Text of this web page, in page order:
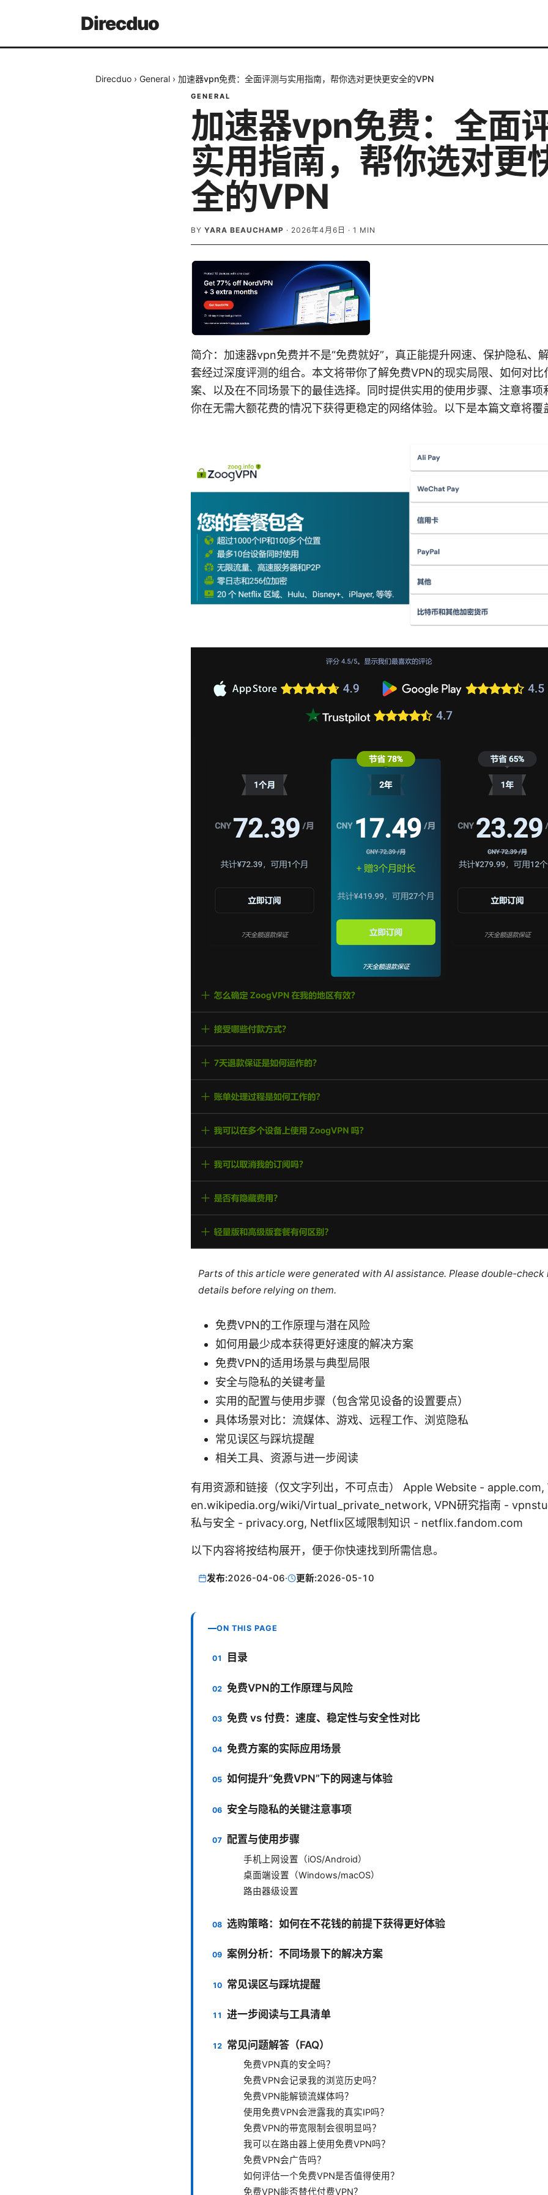
Direcduo
Direcduo › General › 加速器vpn免费：全面评测与实用指南，帮你选对更快更安全的VPN
GENERAL
加速器vpn免费：全面
实用指南，帮你选对更
全的VPN
BY YARA BEAUCHAMP · 2026年4月6日 · 1 MIN
简介：加速器vpn免费并不是“免费就好”，真正能提升网速、保护隐私、
套经过深度评测的组合。本文将带你了解免费VPN的现实局限、如何对比
案、以及在不同场景下的最佳选择。同时提供实用的使用步骤、注意事项
你在无需大额花费的情况下获得更稳定的网络体验。以下是本篇文章将覆
Parts of this article were generated with AI assistance. Please double-
details before relying on them.
免费VPN的工作原理与潜在风险
如何用最少成本获得更好速度的解决方案
免费VPN的适用场景与典型局限
安全与隐私的关键考量
实用的配置与使用步骤（包含常见设备的设置要点）
具体场景对比：流媒体、游戏、远程工作、浏览隐私
常见误区与踩坑提醒
相关工具、资源与进一步阅读
有用资源和链接（仅文字列出，不可点击） Apple Website -
en.wikipedia.org/wiki/Virtual_private_network, VPN研究指南 -
私与安全 - privacy.org, Netflix区域限制知识 - netflix.fandom.com
以下内容将按结构展开，便于你快速找到所需信息。
发布:2026-04-06· 更新:2026-05-10
ON THIS PAGE
目录
免费VPN的工作原理与风险
免费 vs 付费：速度、稳定性与安全性对比
免费方案的实际应用场景
如何提升“免费VPN”下的网速与体验
安全与隐私的关键注意事项
配置与使用步骤
手机上网设置（iOS/Android）
桌面端设置（Windows/macOS）
路由器级设置
选购策略：如何在不花钱的前提下获得更好体验
案例分析：不同场景下的解决方案
常见误区与踩坑提醒
进一步阅读与工具清单
常见问题解答（FAQ）
免费VPN真的安全吗？
免费VPN会记录我的浏览历史吗？
免费VPN能解锁流媒体吗？
使用免费VPN会泄露我的真实IP吗？
免费VPN的带宽限制会很明显吗？
我可以在路由器上使用免费VPN吗？
免费VPN会广告吗？
如何评估一个免费VPN是否值得使用？
免费VPN能否替代付费VPN？